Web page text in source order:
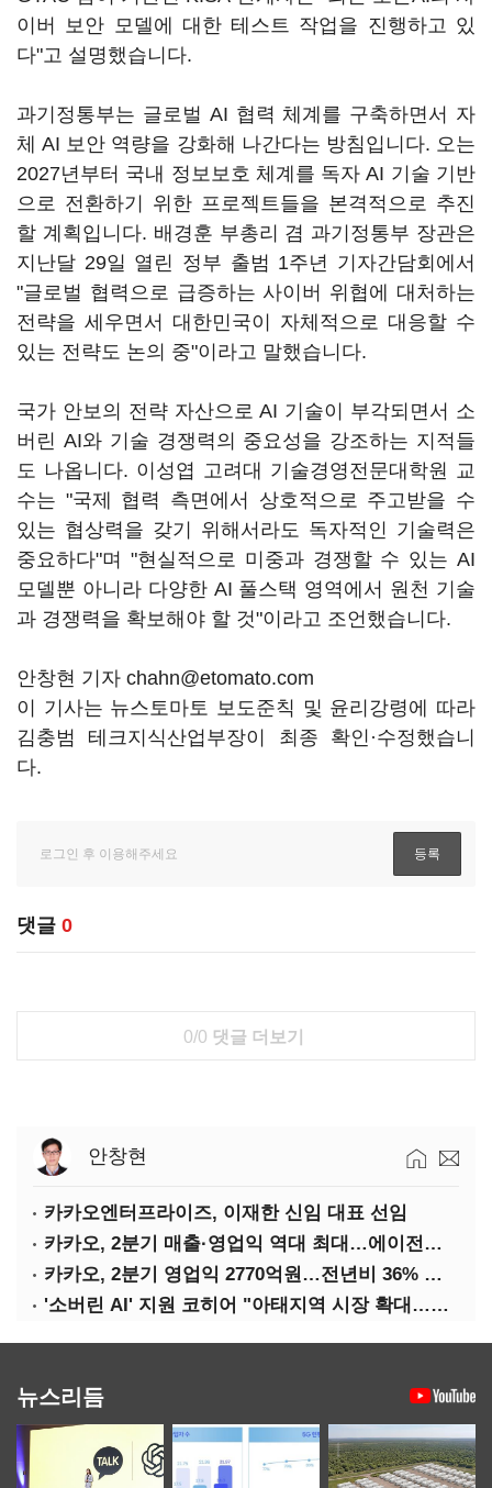
이버 보안 모델에 대한 테스트 작업을 진행하고 있
다"고 설명했습니다.
과기정통부는 글로벌 AI 협력 체계를 구축하면서 자
체 AI 보안 역량을 강화해 나간다는 방침입니다. 오는
2027년부터 국내 정보보호 체계를 독자 AI 기술 기반
으로 전환하기 위한 프로젝트들을 본격적으로 추진
할 계획입니다. 배경훈 부총리 겸 과기정통부 장관은
지난달 29일 열린 정부 출범 1주년 기자간담회에서
"글로벌 협력으로 급증하는 사이버 위협에 대처하는
전략을 세우면서 대한민국이 자체적으로 대응할 수
있는 전략도 논의 중"이라고 말했습니다.
국가 안보의 전략 자산으로 AI 기술이 부각되면서 소
버린 AI와 기술 경쟁력의 중요성을 강조하는 지적들
도 나옵니다. 이성엽 고려대 기술경영전문대학원 교
수는 "국제 협력 측면에서 상호적으로 주고받을 수
있는 협상력을 갖기 위해서라도 독자적인 기술력은
중요하다"며 "현실적으로 미중과 경쟁할 수 있는 AI
모델뿐 아니라 다양한 AI 풀스택 영역에서 원천 기술
과 경쟁력을 확보해야 할 것"이라고 조언했습니다.
안창현 기자 chahn@etomato.com
이 기사는 뉴스토마토 보도준칙 및 윤리강령에 따라
김충범 테크지식산업부장이 최종 확인·수정했습니
다.
댓글 0
0/0 댓글 더보기
안창현
카카오엔터프라이즈, 이재한 신임 대표 선임
카카오, 2분기 매출·영업익 역대 최대…에이전트 AI 수익화 관건
카카오, 2분기 영업익 2770억원…전년비 36% 증가
'소버린 AI' 지원 코히어 "아태지역 시장 확대…한국·일본 법인 설립"
뉴스리듬